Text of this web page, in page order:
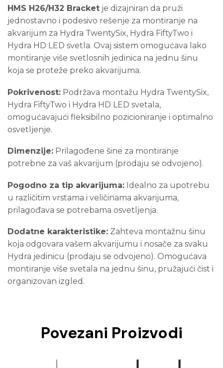
HMS H26/H32 Bracket je dizajniran da pruži
jednostavno i podesivo rešenje za montiranje na
akvarijum za Hydra TwentySix, Hydra FiftyTwo i
Hydra HD LED svetla. Ovaj sistem omogućava lako
montiranje više svetlosnih jedinica na jednu šinu
koja se proteže preko akvarijuma.
Pokrivenost: Podržava montažu Hydra TwentySix,
Hydra FiftyTwo i Hydra HD LED svetala,
omogućavajući fleksibilno pozicioniranje i optimalno
osvetljenje.
Dimenzije: Prilagođene šine za montiranje
potrebne za vaš akvarijum (prodaju se odvojeno).
Pogodno za tip akvarijuma: Idealno za upotrebu
u različitim vrstama i veličinama akvarijuma,
prilagođava se potrebama osvetljenja.
Dodatne karakteristike: Zahteva montažnu šinu
koja odgovara vašem akvarijumu i nosače za svaku
Hydra jedinicu (prodaju se odvojeno). Omogućava
montiranje više svetala na jednu šinu, pružajući čist i
organizovan izgled.
Povezani Proizvodi